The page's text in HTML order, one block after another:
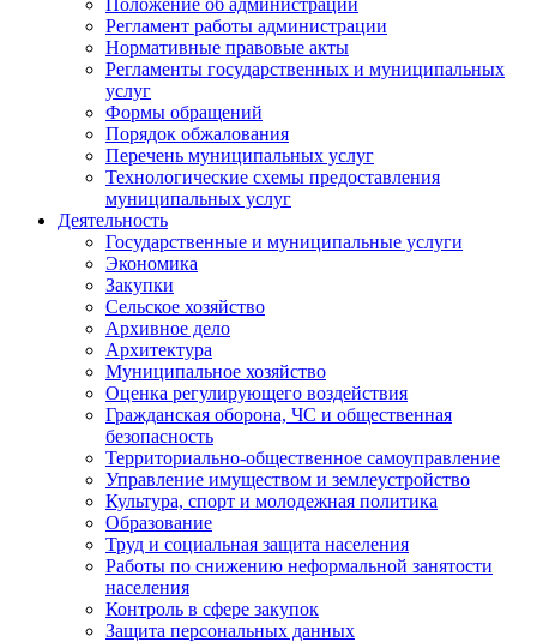
Положение об администрации
Регламент работы администрации
Нормативные правовые акты
Регламенты государственных и муниципальных
услуг
Формы обращений
Порядок обжалования
Перечень муниципальных услуг
Технологические схемы предоставления
муниципальных услуг
Деятельность
Государственные и муниципальные услуги
Экономика
Закупки
Сельское хозяйство
Архивное дело
Архитектура
Муниципальное хозяйство
Оценка регулирующего воздействия
Гражданская оборона, ЧС и общественная
безопасность
Территориально-общественное самоуправление
Управление имуществом и землеустройство
Культура, спорт и молодежная политика
Образование
Труд и социальная защита населения
Работы по снижению неформальной занятости
населения
Контроль в сфере закупок
Защита персональных данных